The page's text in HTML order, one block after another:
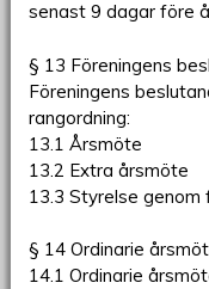
senast 9 dagar före
§ 13 Föreningens
Föreningens
rangordning:
13.1 Årsmöte
13.2 Extra årsmöte
13.3 Styrelse genom
§ 14 Ordinarie
14.1 Ordinarie